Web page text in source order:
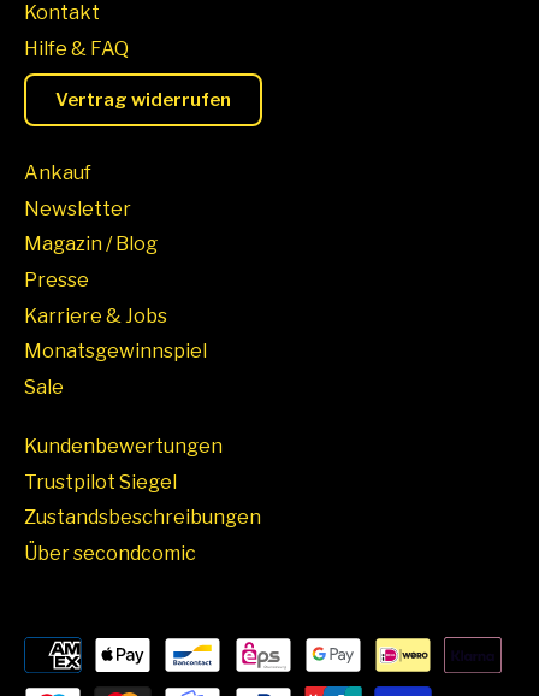
Kontakt
Hilfe & FAQ
Vertrag widerrufen
Ankauf
Newsletter
Magazin / Blog
Presse
Karriere & Jobs
Monatsgewinnspiel
Sale
Kundenbewertungen
Trustpilot Siegel
Zustandsbeschreibungen
Über secondcomic